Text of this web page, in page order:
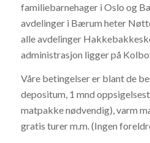
familiebarnehager i Oslo og
avdelinger i Bærum heter
alle avdelinger
administrasjon ligger på
Våre betingelser er blant de
depositum, 1 mnd
matpakke nødvendig), varm
gratis turer m.m. (Ingen